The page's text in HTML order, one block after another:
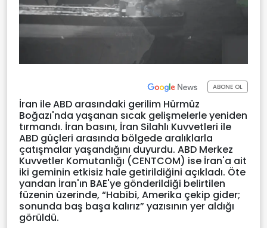
ABONE OL
İran ile ABD arasındaki gerilim Hürmüz
Boğazı'nda yaşanan sıcak gelişmelerle yeniden
tırmandı. İran basını, İran Silahlı Kuvvetleri ile
ABD güçleri arasında bölgede aralıklarla
çatışmalar yaşandığını duyurdu. ABD Merkez
Kuvvetler Komutanlığı (CENTCOM) ise İran'a ait
iki geminin etkisiz hale getirildiğini açıkladı. Öte
yandan İran'ın BAE'ye gönderildiği belirtilen
füzenin üzerinde, “Habibi, Amerika çekip gider;
sonunda baş başa kalırız” yazısının yer aldığı
görüldü.